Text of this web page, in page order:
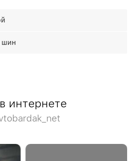
шин
интернете